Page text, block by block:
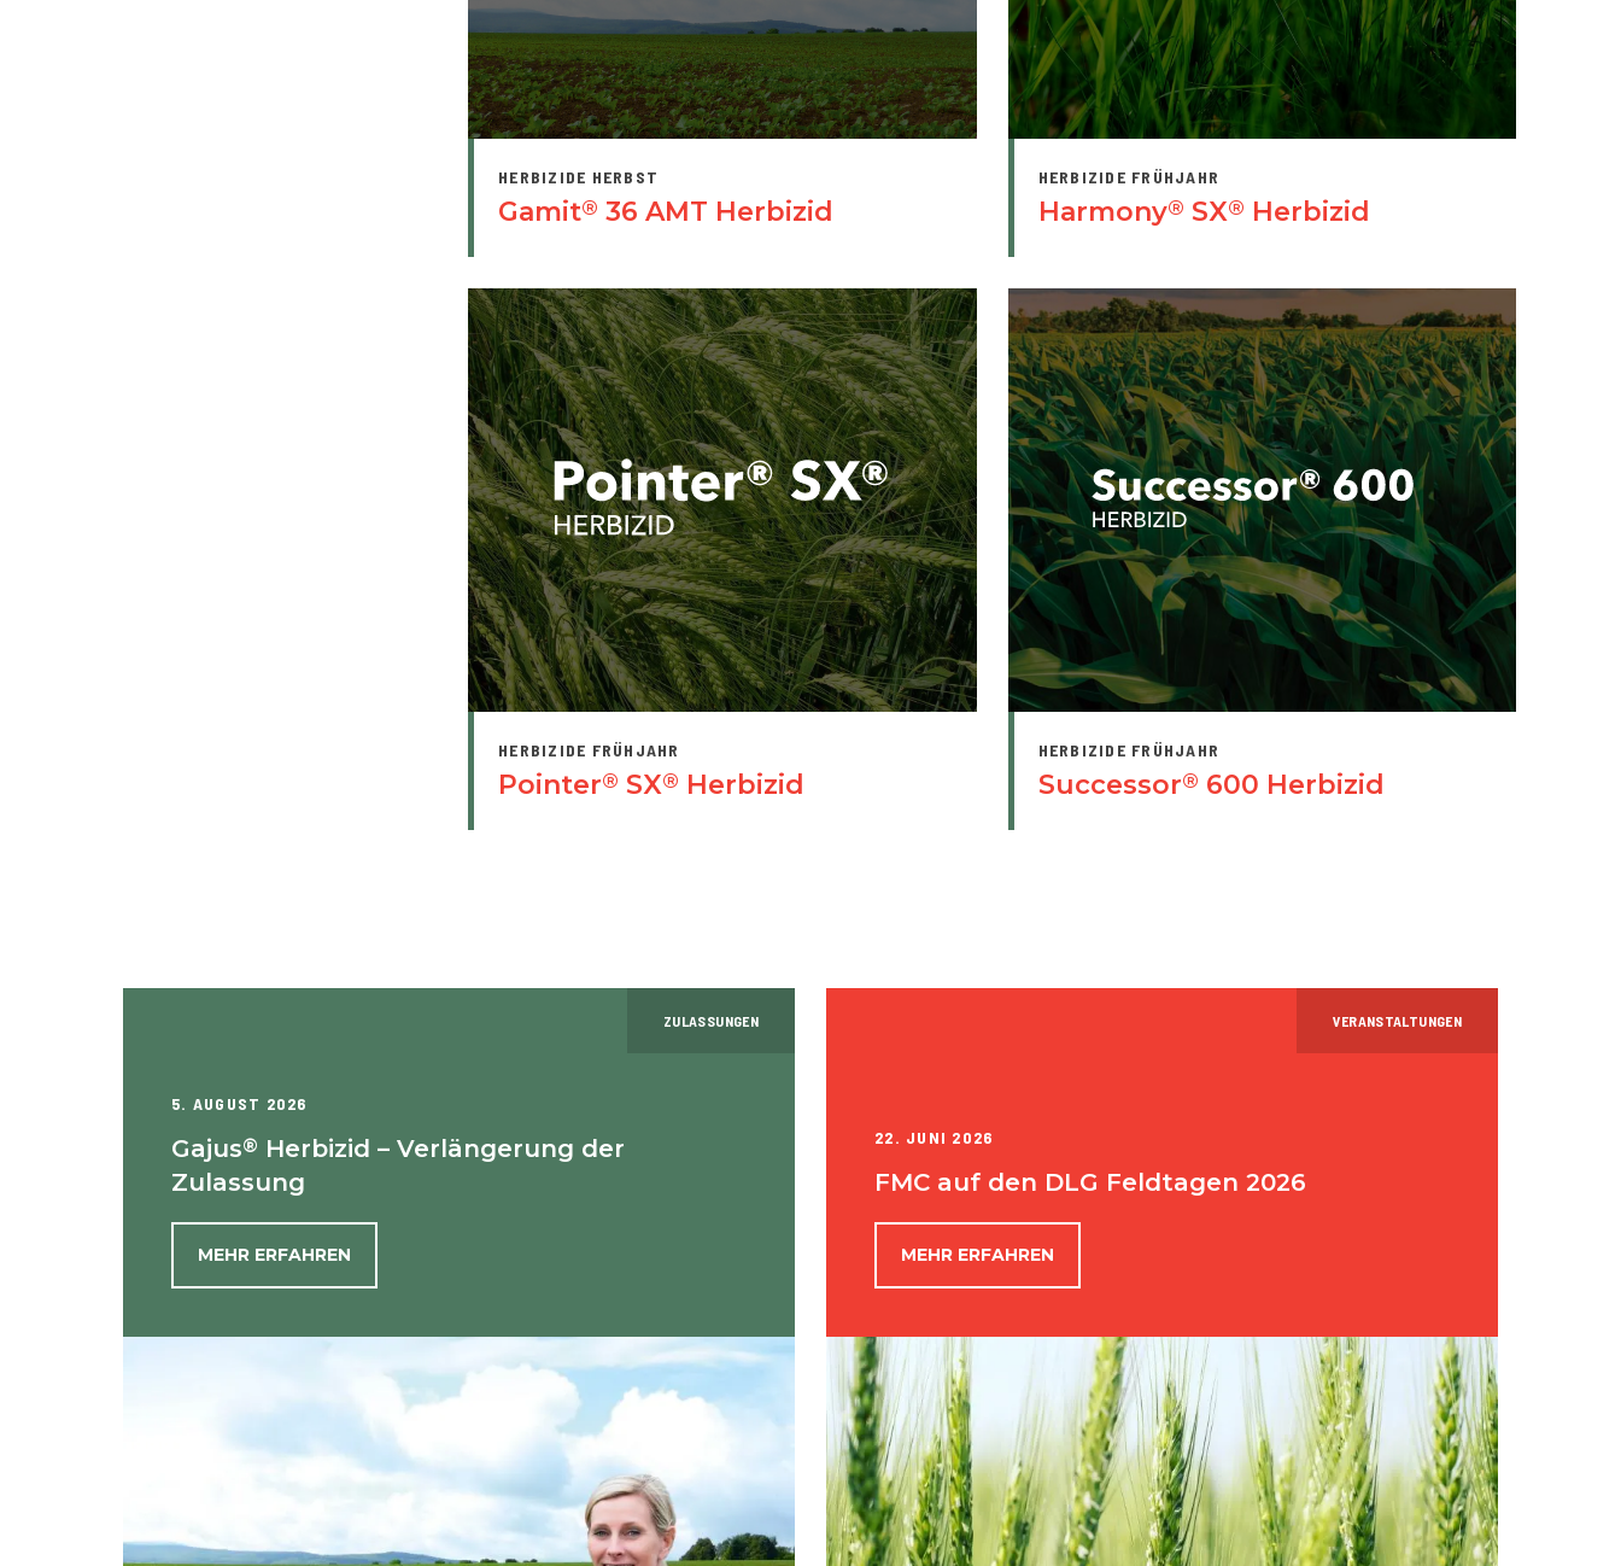
HERBIZIDE HERBST
Gamit® 36 AMT Herbizid
HERBIZIDE FRÜHJAHR
Harmony® SX® Herbizid
HERBIZIDE FRÜHJAHR
Pointer® SX® Herbizid
HERBIZIDE FRÜHJAHR
Successor® 600 Herbizid
ZULASSUNGEN
5. AUGUST 2026
Gajus® Herbizid – Verlängerung der
Zulassung
MEHR ERFAHREN
VERANSTALTUNGEN
22. JUNI 2026
FMC auf den DLG Feldtagen 2026
MEHR ERFAHREN